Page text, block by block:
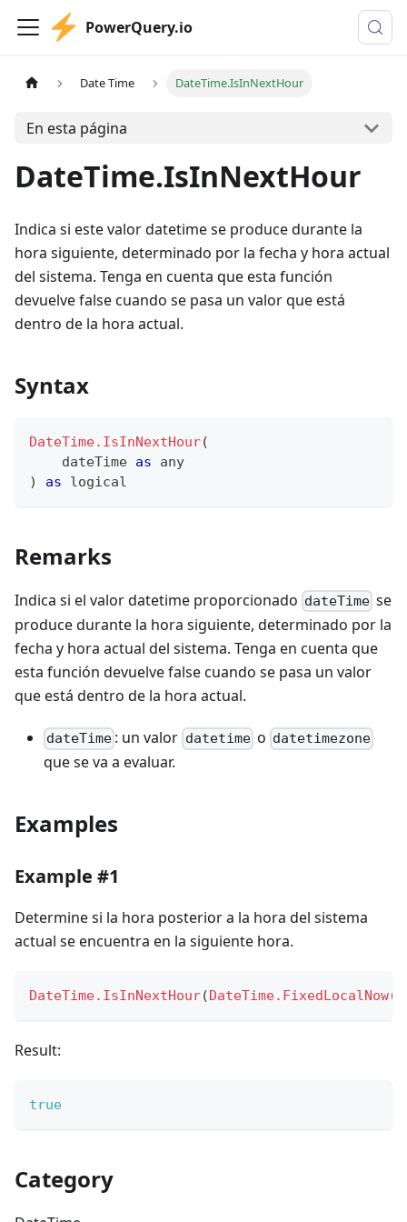
PowerQuery.io
Date Time DateTime.IsInNextHour
En esta página
DateTime.IsInNextHour
Indica si este valor datetime se produce durante la
hora siguiente, determinado por la fecha y hora actual
del sistema. Tenga en cuenta que esta función
devuelve false cuando se pasa un valor que está
dentro de la hora actual.
Syntax
DateTime.IsInNextHour(
    dateTime
as
any
)
as logical
Remarks
Indica si el valor datetime proporcionado dateTime se
produce durante la hora siguiente, determinado por la
fecha y hora actual del sistema. Tenga en cuenta que
esta función devuelve false cuando se pasa un valor
que está dentro de la hora actual.
dateTime : un valor datetimeo datetimezone
que se va a evaluar.
Examples
Example #1
Determine si la hora posterior a la hora del sistema
actual se encuentra en la siguiente hora.
DateTime.IsInNextHour( DateTime.FixedLocalNow(
Result:
true
Category